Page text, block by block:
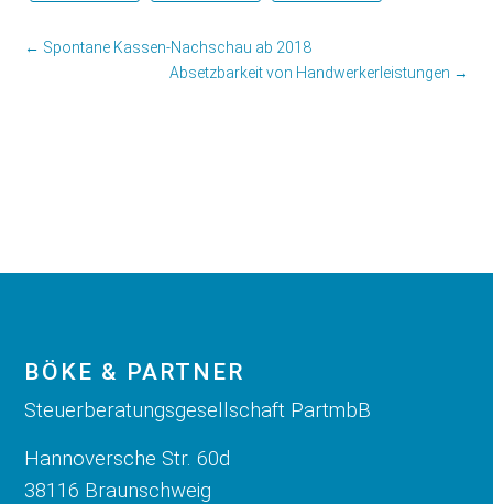
← Spontane Kassen-Nachschau ab 2018
Absetzbarkeit von Handwerkerleistungen →
BÖKE & PARTNER
Steuerberatungsgesellschaft PartmbB
Hannoversche Str. 60d
38116 Braunschweig